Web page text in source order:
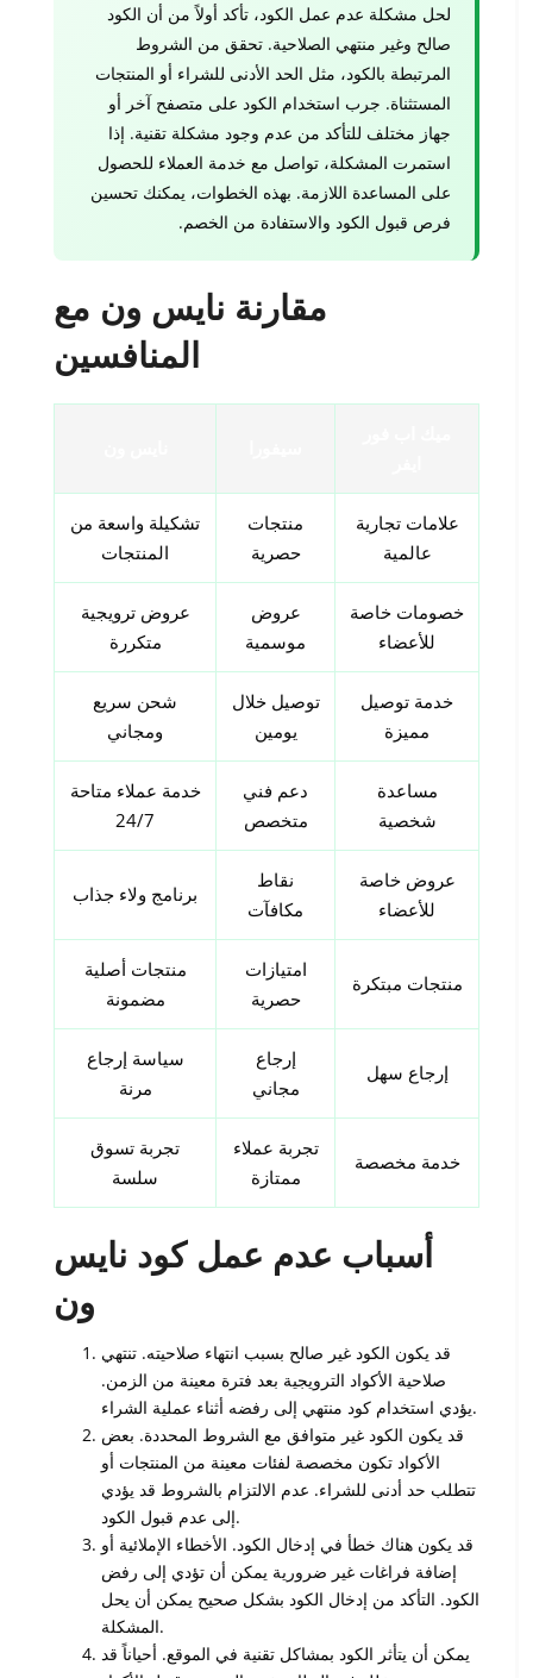
لحل مشكلة عدم عمل الكود، تأكد أولاً من أن الكود
صالح وغير منتهي الصلاحية. تحقق من الشروط
المرتبطة بالكود، مثل الحد الأدنى للشراء أو المنتجات
المستثناة. جرب استخدام الكود على متصفح آخر أو
جهاز مختلف للتأكد من عدم وجود مشكلة تقنية. إذا
استمرت المشكلة، تواصل مع خدمة العملاء للحصول
على المساعدة اللازمة. بهذه الخطوات، يمكنك تحسين
فرص قبول الكود والاستفادة من الخصم.
مقارنة نايس ون مع
المنافسين
تشكيلة واسعة من
المنتجات
منتجات
حصرية
علامات تجارية
عالمية
عروض ترويجية
متكررة
عروض
موسمية
خصومات خاصة
للأعضاء
شحن سريع
ومجاني
توصيل خلال
يومين
خدمة توصيل
مميزة
خدمة عملاء متاحة
24/7
دعم فني
متخصص
مساعدة
شخصية
برنامج ولاء جذاب
نقاط
مكافآت
عروض خاصة
للأعضاء
منتجات أصلية
مضمونة
امتيازات
حصرية
منتجات مبتكرة
سياسة إرجاع
مرنة
إرجاع
مجاني
إرجاع سهل
تجربة تسوق
سلسة
تجربة عملاء
ممتازة
خدمة مخصصة
أسباب عدم عمل كود نايس
ون
قد يكون الكود غير صالح بسبب انتهاء صلاحيته. تنتهي
صلاحية الأكواد الترويجية بعد فترة معينة من الزمن.
يؤدي استخدام كود منتهي إلى رفضه أثناء عملية الشراء.
قد يكون الكود غير متوافق مع الشروط المحددة. بعض
الأكواد تكون مخصصة لفئات معينة من المنتجات أو
تتطلب حد أدنى للشراء. عدم الالتزام بالشروط قد يؤدي
إلى عدم قبول الكود.
قد يكون هناك خطأ في إدخال الكود. الأخطاء الإملائية أو
إضافة فراغات غير ضرورية يمكن أن تؤدي إلى رفض
الكود. التأكد من إدخال الكود بشكل صحيح يمكن أن يحل
المشكلة.
يمكن أن يتأثر الكود بمشاكل تقنية في الموقع. أحياناً قد